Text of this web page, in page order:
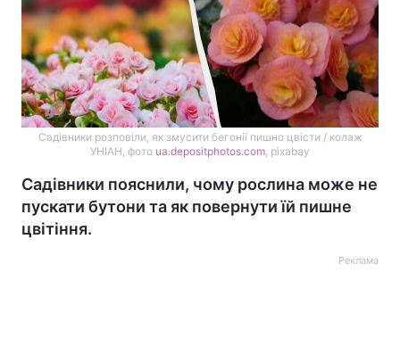
Садівники розповіли, як змусити бегонії пишно цвісти / колаж
УНІАН, фото ua.depositphotos.com , pixabay
Садівники пояснили, чому рослина може не
пускати бутони та як повернути їй пишне
цвітіння.
Реклама